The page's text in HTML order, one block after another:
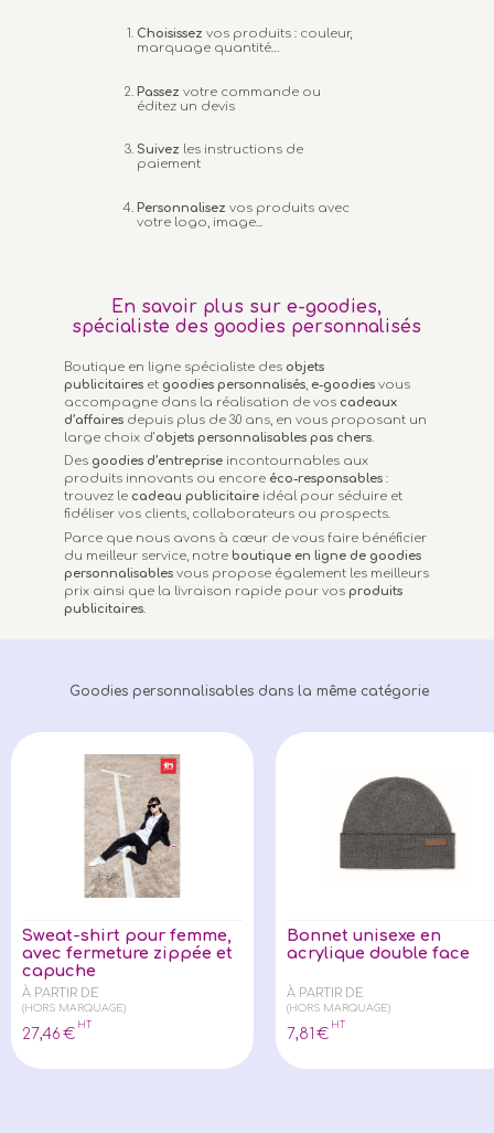
Choisissez vos produits : couleur,
marquage quantité…
Passez votre commande ou
éditez un devis
Suivez les instructions de
paiement
Personnalisez vos produits avec
votre logo, image...
En savoir plus sur e-goodies,
spécialiste des goodies personnalisés
Boutique en ligne spécialiste des objets
publicitaires et goodies personnalisés, e-goodies vous
accompagne dans la réalisation de vos cadeaux
d’affaires depuis plus de 30 ans, en vous proposant un
large choix d’objets personnalisables pas chers.
Des goodies d’entreprise incontournables aux
produits innovants ou encore éco-responsables :
trouvez le cadeau publicitaire idéal pour séduire et
fidéliser vos clients, collaborateurs ou prospects.
Parce que nous avons à cœur de vous faire bénéficier
du meilleur service, notreboutique en ligne de goodies
personnalisables vous propose également les meilleurs
prix ainsi que la livraison rapide pour vos produits
publicitaires.
Goodies personnalisables dans la même catégorie
Sweat-shirt pour femme,
avec fermeture zippée et
capuche
À PARTIR DE
(HORS MARQUAGE)
27,46 €
HT
Bonnet unisexe en
acrylique double face
À PARTIR DE
(HORS MARQUAGE)
7,81 €
HT